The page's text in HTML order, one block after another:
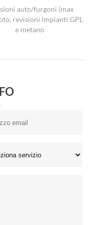
auto/furgoni (max
revisioni impianti GPL
e metano